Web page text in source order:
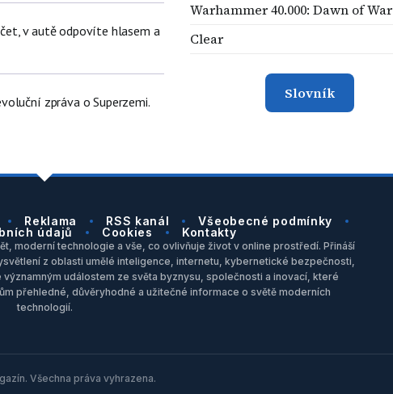
v autě odpovíte hlasem a
zpráva o Superzemi.
Warhammer 40.000: Dawn of War
Clear
Slovník
Reklama RSS kanál
Všeobecné podmínky
údajů
Cookies Kontakty
moderní technologie a vše, co ovlivňuje život v online prostředí. Přináší
z oblasti umělé inteligence, internetu, kybernetické bezpečnosti,
událostem ze světa byznysu, společnosti a inovací, které
přehledné, důvěryhodné a užitečné informace o světě moderních
technologií.
Všechna práva vyhrazena.